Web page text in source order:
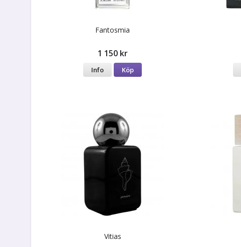
Fantosmia
1 150 kr
Info Köp
Vitias